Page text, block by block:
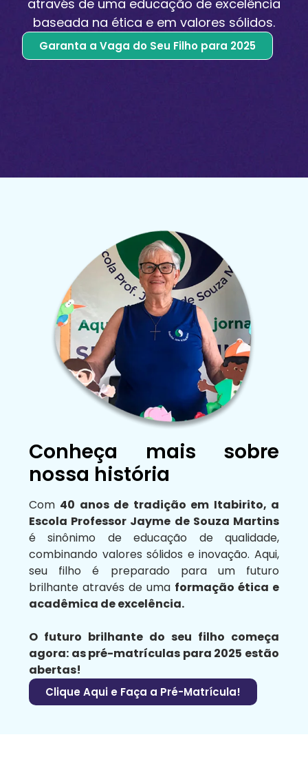
através de uma educação de excelência
baseada na ética e em valores sólidos.
Garanta a Vaga do Seu Filho para 2025
Conheça mais sobre
nossa história
Com 40 anos de tradição em Itabirito, a
Escola Professor Jayme de Souza Martins
é sinônimo de educação de qualidade,
combinando valores sólidos e inovação. Aqui,
seu filho é preparado para um futuro
brilhante através de uma formação ética e
acadêmica de excelência.
O futuro brilhante do seu filho começa
agora: as pré-matrículas para 2025 estão
abertas!
Clique Aqui e Faça a Pré-Matrícula!